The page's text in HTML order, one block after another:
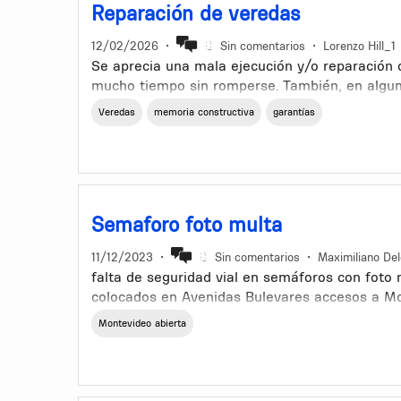
Reparación de veredas
12/02/2026 • Sin comentarios • Lorenzo Hill_1
Se aprecia una mala ejecución y/o reparación
mucho tiempo sin romperse. También, en
desprolijo: mala alineación o nivelación de las
nuevas y para la reparación de las existentes
El contratista debería proporcionar un plazo
duración de la vereda reparada o ejecutada
¿Cuánto tiempo debería durar, sin roturas,
Si dura poco tiempo, ¿Quién paga la
Veredas memoria constructiva garantías
Semaforo foto multa
11/12/2023 • Sin comentarios • Maximiliano
falta de seguridad vial en semáforos con foto
colocados en Avenidas Bulevares accesos a
60 k/h y 75 k/h ejemplo si conduzco mi
vidas humanas y materiales gracias
Montevideo abierta